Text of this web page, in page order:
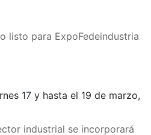
listo para ExpoFedeindustria
17 y hasta el 19 de marzo,
industrial se incorporará